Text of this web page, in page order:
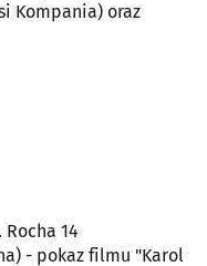
Kompania) oraz
Rocha 14
- pokaz filmu "Karol